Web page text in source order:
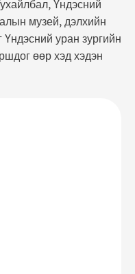
Үндэсний
музей, дэлхийн
Үндэсний уран зургийн
өөр хэд хэдэн